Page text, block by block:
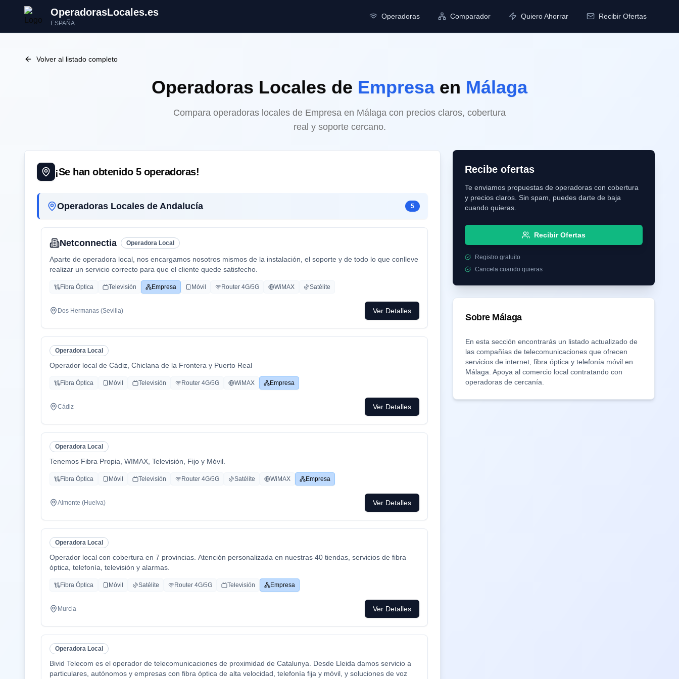
OperadorasLocales.es
ESPAÑA
Operadoras Comparador Quiero Ahorrar Recibir Ofertas
Volver al listado completo
Operadoras Locales de Empresaen Málaga
Compara operadoras locales de Empresa en Málaga con precios claros, cobertura
real y soporte cercano.
¡Se han obtenido 5operadoras!
Operadoras Locales de Andalucía 5
Netconnectia Operadora Local
Aparte de operadora local, nos encargamos nosotros mismos de la instalación, el soporte y de todo lo que conlleve
realizar un servicio correcto para que el cliente quede satisfecho.
Fibra Óptica Televisión Empresa Móvil Router 4G/5G WiMAX Satélite
Dos Hermanas (Sevilla) Ver Detalles
Operadora Local
Operador local de Cádiz, Chiclana de la Frontera y Puerto Real
Fibra Óptica Móvil Televisión Router 4G/5G WiMAX Empresa
Cádiz Ver Detalles
Operadora Local
Tenemos Fibra Propia, WIMAX, Televisión, Fijo y Móvil.
Fibra Óptica Móvil Televisión Router 4G/5G Satélite WiMAX Empresa
Almonte (Huelva) Ver Detalles
Operadora Local
Operador local con cobertura en 7 provincias. Atención personalizada en nuestras 40 tiendas, servicios de fibra
óptica, telefonía, televisión y alarmas.
Fibra Óptica Móvil Satélite Router 4G/5G Televisión Empresa
Murcia Ver Detalles
Operadora Local
Bivid Telecom es el operador de telecomunicaciones de proximidad de Catalunya. Desde Lleida damos servicio a
particulares, autónomos y empresas con fibra óptica de alta velocidad, telefonía fija y móvil, y soluciones de voz
Recibe ofertas
Te enviamos propuestas de operadoras con cobertura
y precios claros. Sin spam, puedes darte de baja
cuando quieras.
Recibir Ofertas
Registro gratuito
Cancela cuando quieras
Sobre Málaga
En esta sección encontrarás un listado actualizado de
las compañías de telecomunicaciones que ofrecen
servicios de internet, fibra óptica y telefonía móvil en
Málaga . Apoya al comercio local contratando con
operadoras de cercanía.